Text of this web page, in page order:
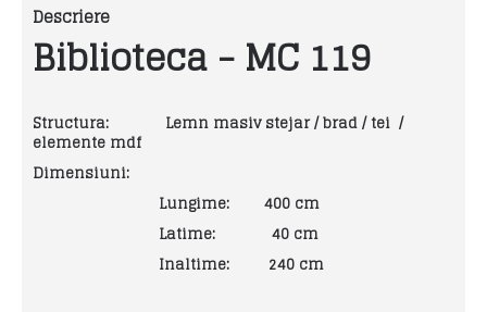
Descriere
Biblioteca - MC 119
Structura: Lemn masiv stejar / brad / tei /
elemente mdf
Dimensiuni:
Lungime: 400 cm
Latime: 40 cm
Inaltime: 240 cm